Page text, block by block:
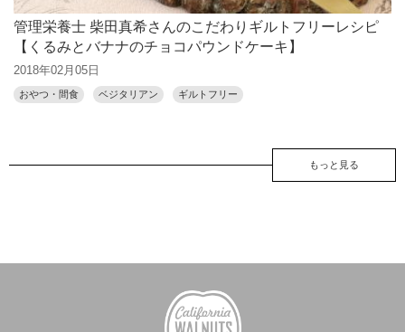
管理栄養士 柴田真希さんのこだわりギルトフリーレシピ
【くるみとバナナのチョコパウンドケーキ】
2018年02月05日
おやつ・間食 ベジタリアン ギルトフリー
もっと見る